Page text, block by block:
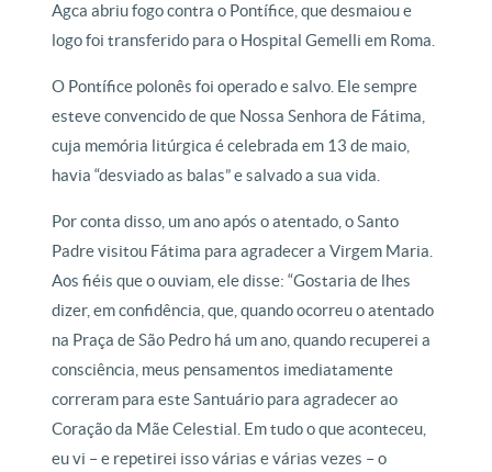
Agca abriu fogo contra o Pontífice, que desmaiou e
logo foi transferido para o Hospital Gemelli em Roma.
O Pontífice polonês foi operado e salvo. Ele sempre
esteve convencido de que Nossa Senhora de Fátima,
cuja memória litúrgica é celebrada em 13 de maio,
havia “desviado as balas” e salvado a sua vida.
Por conta disso, um ano após o atentado, o Santo
Padre visitou Fátima para agradecer a Virgem Maria.
Aos fiéis que o ouviam, ele disse: “Gostaria de lhes
dizer, em confidência, que, quando ocorreu o atentado
na Praça de São Pedro há um ano, quando recuperei a
consciência, meus pensamentos imediatamente
correram para este Santuário para agradecer ao
Coração da Mãe Celestial. Em tudo o que aconteceu,
eu vi – e repetirei isso várias e várias vezes – o